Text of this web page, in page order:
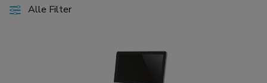
Alle Filter